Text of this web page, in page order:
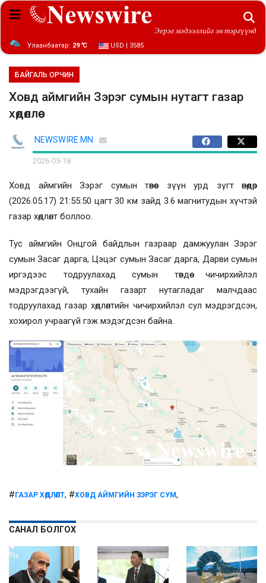
Эерэг мэдээллийг эн тэргүүнд
Улаанбаатар: 29 ℃ USD | 3585
БАЙГАЛЬ ОРЧИН
Ховд аймгийн Зэрэг сумын нутагт газар
хөдөллөө
NEWSWIRE.MN
2026-05-18
Ховд аймгийн Зэрэг сумын төвөөс зүүн урд зүгт өнөөдөр
(2026.05.17) 21:55:50 цагт 30 км зайд 3.6 магнитудын хүчтэй
газар хөдлөлт боллоо.
Тус аймгийн Онцгой байдлын газраар дамжуулан Зэрэг
сумын Засаг дарга, Цэцэг сумын Засаг дарга, Дарви сумын
иргэдээс тодруулахад сумын төвдөө чичирхийлэл
мэдрэгдээгүй, тухайн газарт нутагладаг малчдаас
тодруулахад газар хөдлөлтийн чичирхийлэл сул мэдрэгдсэн,
хохирол учраагүй гэж мэдэгдсэн байна.
# ГАЗАР ХӨДЛӨЛТ, #ХОВД АЙМГИЙН ЗЭРЭГ СУМ,
САНАЛ БОЛГОХ